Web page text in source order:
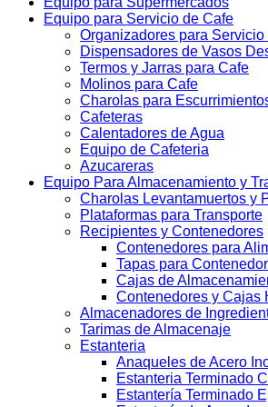
Equipo para Servicio de Cafe
Organizadores para Servicio
Dispensadores de Vasos
Termos y Jarras para Cafe
Molinos para Cafe
Charolas para
Cafeteras
Calentadores de Agua
Equipo de Cafeteria
Azucareras
Equipo Para Almacenamiento y
Charolas Levantamuertos y
Plataformas para Transporte
Recipientes y Contenedores
Contenedores para
Tapas para
Cajas de
Contenedores y Cajas
Almacenadores de
Tarimas de Almacenaje
Estanteria
Anaqueles de Acero
Estanteria Terminado
Estantería Terminado